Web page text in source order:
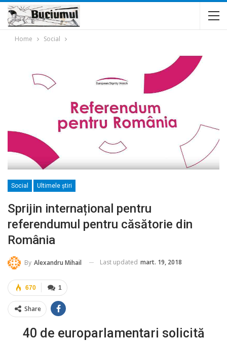
Home Social
Social Ultimele ştiri
Sprijin internațional pentru
referendumul pentru căsătorie din
România
By Alexandru Mihail Last updated mart. 19, 2018
1
670
Share
40 de europarlamentari solicită